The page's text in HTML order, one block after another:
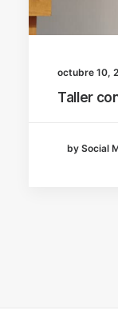
octubre 10,
Taller
by Social